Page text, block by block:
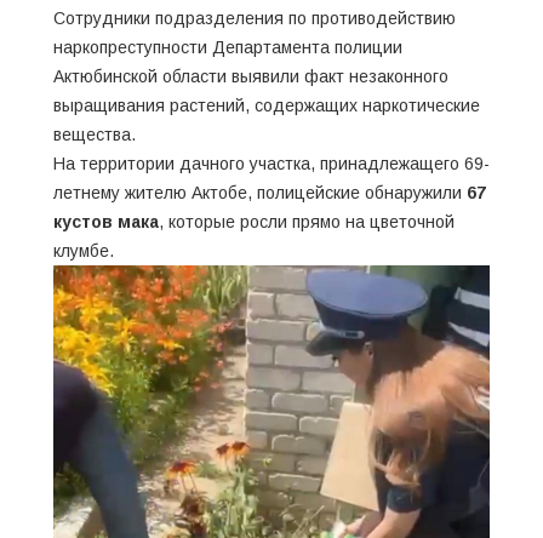
Сотрудники подразделения по противодействию
наркопреступности Департамента полиции
Актюбинской области выявили факт незаконного
выращивания растений, содержащих наркотические
вещества.
На территории дачного участка, принадлежащего 69-
летнему жителю Актобе, полицейские обнаружили 67
кустов мака, которые росли прямо на цветочной
клумбе.